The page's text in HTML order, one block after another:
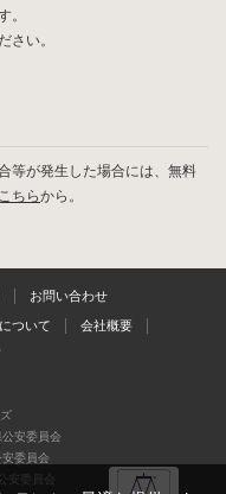
。
さい。
等が発生した場合には、無料
こちらから。
お問い合わせ
ついて 会社概要
安委員会
委員会
安委員会